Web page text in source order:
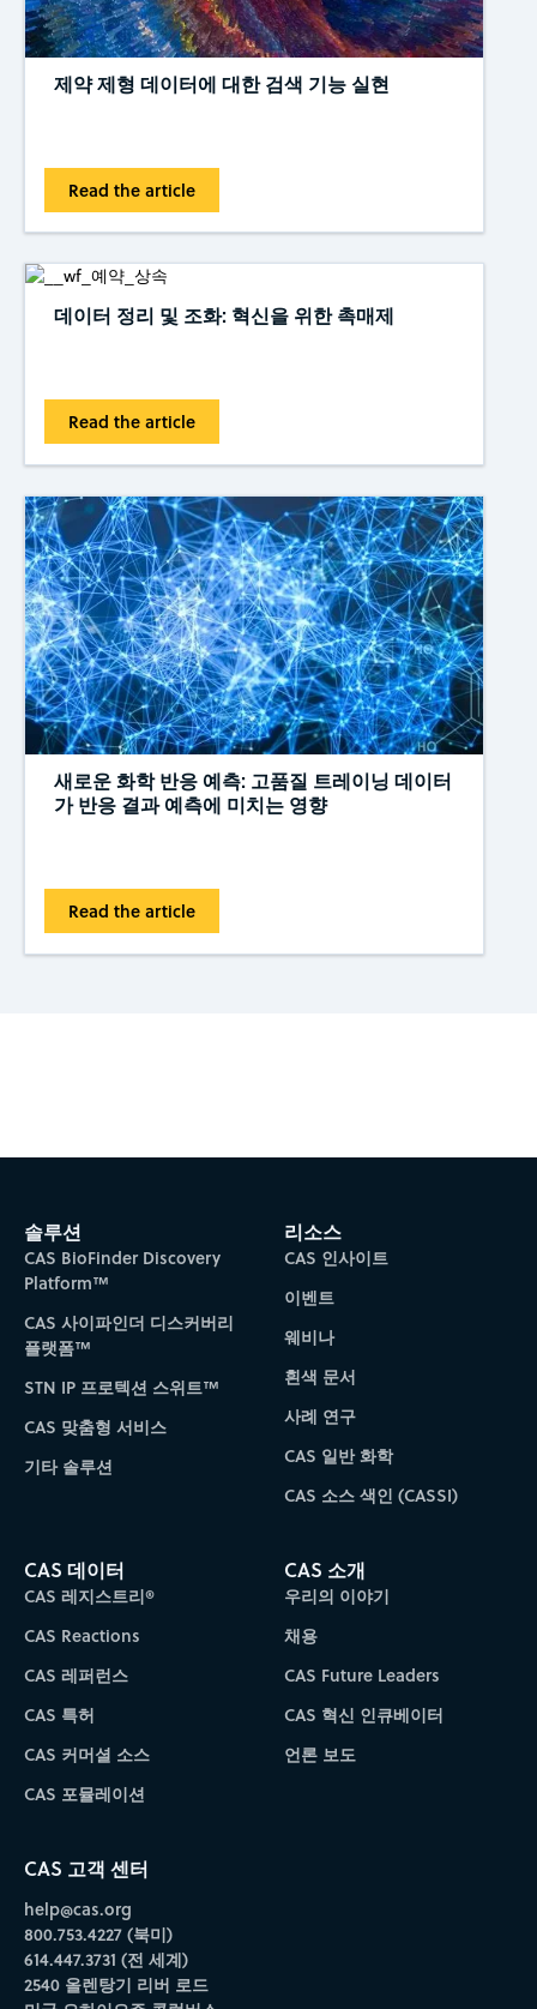
제약 제형 데이터에 대한 검색 기능 실현
Read the article
데이터 정리 및 조화: 혁신을 위한 촉매제
Read the article
새로운 화학 반응 예측: 고품질 트레이닝 데이터
가 반응 결과 예측에 미치는 영향
Read the article
Subscribe to CAS Insights
솔루션
CAS BioFinder Discovery
Platform™
CAS 사이파인더 디스커버리
플랫폼™
STN IP 프로텍션 스위트™
CAS 맞춤형 서비스
기타 솔루션
리소스
CAS 인사이트
이벤트
웨비나
흰색 문서
사례 연구
CAS 일반 화학
CAS 소스 색인 (CASSI)
CAS 데이터
CAS 레지스트리®
CAS Reactions
CAS 레퍼런스
CAS 특허
CAS 커머셜 소스
CAS 포뮬레이션
CAS 소개
우리의 이야기
채용
CAS Future Leaders
CAS 혁신 인큐베이터
언론 보도
CAS 고객 센터
help@cas.org
800.753.4227 (북미)
614.447.3731 (전 세계)
2540 올렌탕기 리버 로드